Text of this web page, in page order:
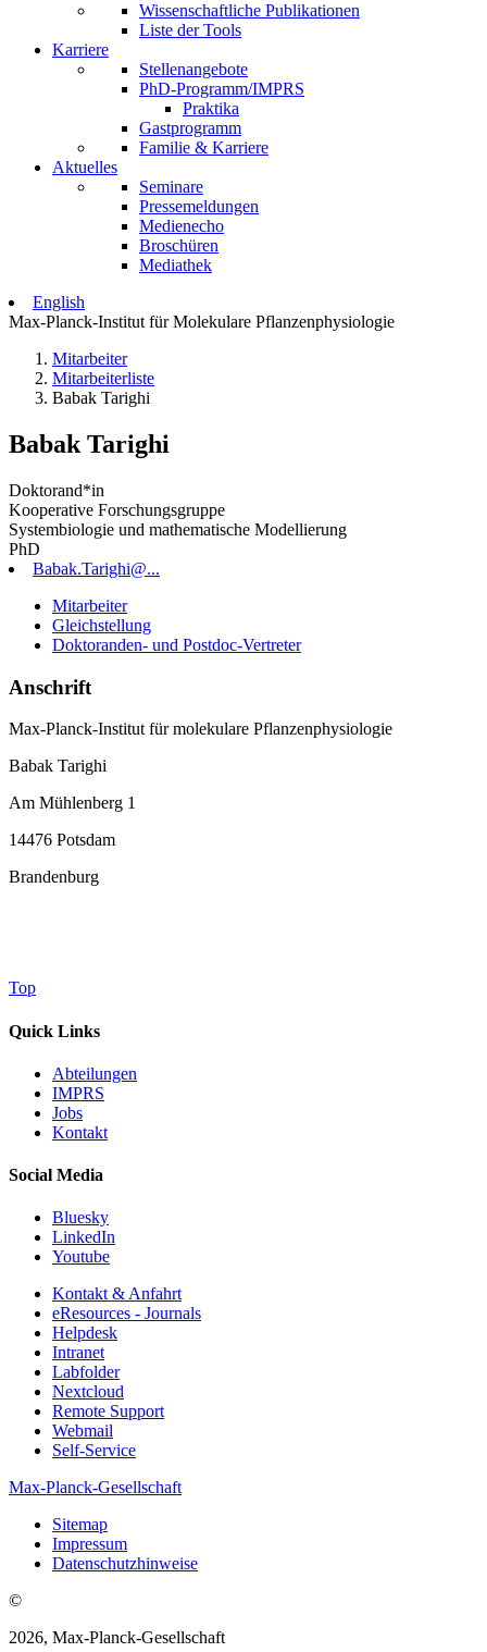
Wissenschaftliche Publikationen
Liste der Tools
Karriere
Stellenangebote
PhD-Programm/IMPRS
Praktika
Gastprogramm
Familie & Karriere
Aktuelles
Seminare
Pressemeldungen
Medienecho
Broschüren
Mediathek
English
Max-Planck-Institut für Molekulare Pflanzenphysiologie
Mitarbeiter
Mitarbeiterliste
Babak Tarighi
Babak Tarighi
Doktorand*in
Kooperative Forschungsgruppe
Systembiologie und mathematische Modellierung
PhD
Babak.Tarighi@...
Mitarbeiter
Gleichstellung
Doktoranden- und Postdoc-Vertreter
Anschrift
Max-Planck-Institut für molekulare Pflanzenphysiologie
Babak Tarighi
Am Mühlenberg 1
14476 Potsdam
Brandenburg
Top
Quick Links
Abteilungen
IMPRS
Jobs
Kontakt
Social Media
Bluesky
LinkedIn
Youtube
Kontakt & Anfahrt
eResources - Journals
Helpdesk
Intranet
Labfolder
Nextcloud
Remote Support
Webmail
Self-Service
Max-Planck-Gesellschaft
Sitemap
Impressum
Datenschutzhinweise
©
2026, Max-Planck-Gesellschaft